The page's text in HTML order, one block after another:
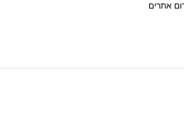
אתרים